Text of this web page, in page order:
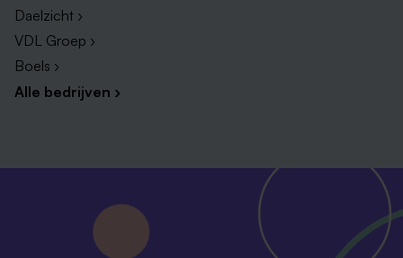
Daelzicht ›
VDL Groep ›
Boels ›
Alle bedrijven ›